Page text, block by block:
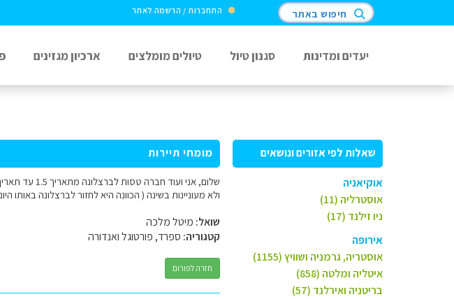
התחברות / הרשמה לאתר חיפוש באתר
יעדים ומדינות סגנון טיול טיולים מומלצים ארכיון מגזינים
שאלות לפי אזורים ונושאים
אוקיאניה
אוסטרליה (11)
ניו זילנד (17)
אירופה
אוסטריה, גרמניה ושוויץ (1155)
איטליה ומלטה (858)
בריטניה ואירלנד (57)
מומחי תיירות
ולא מעוניינות בשינה ( הכוונה היא לחזור לברצלונה באותו
שואל: מיטל מלכה
קטגוריה: ספרד, פורטוגל ואנדורה
חזרה לפורום